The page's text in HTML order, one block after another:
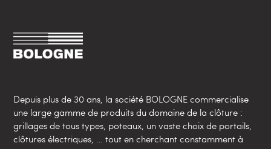
Depuis plus de 30 ans, la société BOLOGNE commercialise
une large gamme de produits du domaine de la clôture :
grillages de tous types, poteaux, un vaste choix de portails,
clôtures électriques, … tout en cherchant constamment à